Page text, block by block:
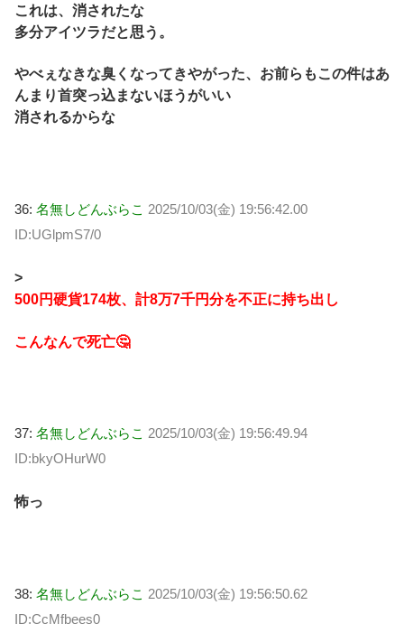
これは、消されたな
多分アイツラだと思う。
やべぇなきな臭くなってきやがった、お前らもこの件はあ
んまり首突っ込まないほうがいい
消されるからな
36: 名無しどんぶらこ 2025/10/03(金) 19:56:42.00
ID:UGlpmS7/0
>
500円硬貨174枚、計8万7千円分を不正に持ち出し
こんなんで死亡🤔
37: 名無しどんぶらこ 2025/10/03(金) 19:56:49.94
ID:bkyOHurW0
怖っ
38: 名無しどんぶらこ 2025/10/03(金) 19:56:50.62
ID:CcMfbees0